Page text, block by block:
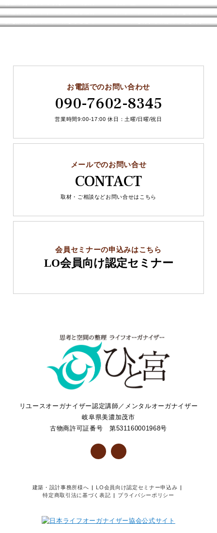
お電話でのお問い合わせ
090-7602-8345
営業時間9:00-17:00 休日：土曜/日曜/祝日
メールでのお問い合せ
CONTACT
取材・ご相談などお問い合せはこちら
会員セミナーの申込みはこちら
LO会員向け認定セミナー
リユースオーガナイザー認定講師／メンタルオーガナイザー
岐阜県美濃加茂市
古物商許可証番号 第531160001968号
建築・設計事務所様へ
LO会員向け認定セミナー申込み
特定商取引法に基づく表記
プライバシーポリシー